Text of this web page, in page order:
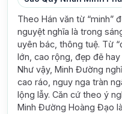
Theo Hán văn từ “minh”
nguyệt nghĩa là trong
uyên bác, thông tuệ. Từ
lớn, cao rộng, đẹp đẽ
Như vậy, Minh Đường
cao ráo, nguy nga tràn
lộng lẫy. Căn cứ theo ý
Minh Đường Hoàng Đạo